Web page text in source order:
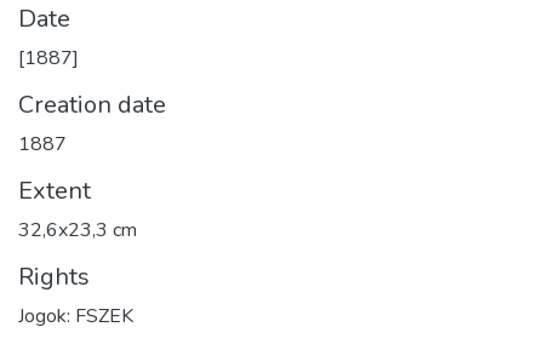
Date
[1887]
Creation date
1887
Extent
32,6x23,3 cm
Rights
Jogok: FSZEK